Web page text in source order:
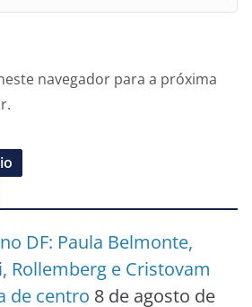
navegador para a próxima
DF: Paula Belmonte,
Rollemberg e Cristovam
de centro 8 de agosto de